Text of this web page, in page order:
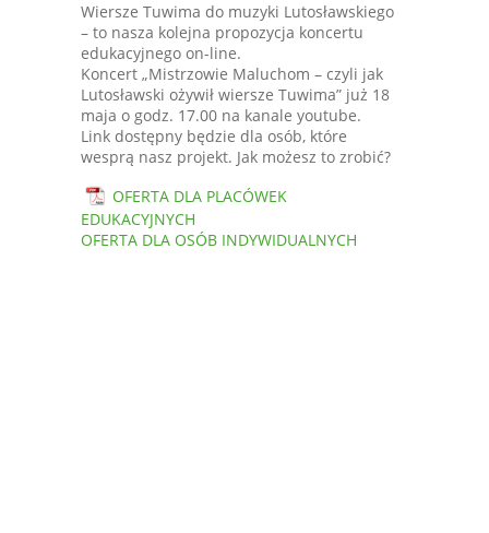
Wiersze Tuwima do muzyki Lutosławskiego
– to nasza kolejna propozycja koncertu
edukacyjnego on-line.
Koncert „Mistrzowie Maluchom – czyli jak
Lutosławski ożywił wiersze Tuwima” już 18
maja o godz. 17.00 na kanale youtube.
Link dostępny będzie dla osób, które
wesprą nasz projekt. Jak możesz to zrobić?
OFERTA DLA PLACÓWEK
EDUKACYJNYCH
OFERTA DLA OSÓB INDYWIDUALNYCH